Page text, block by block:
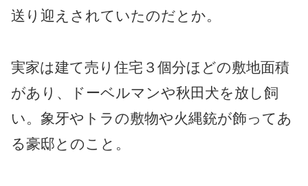
送り迎えされていたのだとか。
実家は建て売り住宅３個分ほどの敷地面積
があり、ドーベルマンや秋田犬を放し飼
い。象牙やトラの敷物や火縄銃が飾ってあ
る豪邸とのこと。